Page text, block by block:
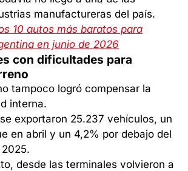
manufactureras del país.
10 autos más baratos para
en junio de 2026
con dificultades para
tampoco logró compensar la
interna.
exportaron 25.237 vehículos, un
en abril y un 4,2% por debajo del
desde las terminales volvieron a